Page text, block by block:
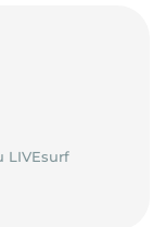
LIVEsurf